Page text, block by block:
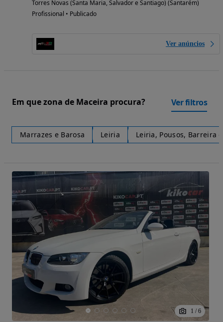
Torres Novas (Santa Maria, Salvador e Santiago) (Santarém)
Profissional • Publicado
Ver anúncios
Em que zona de Maceira procura? Ver filtros
Marrazes e Barosa Leiria Leiria, Pousos, Barreira
1 / 6